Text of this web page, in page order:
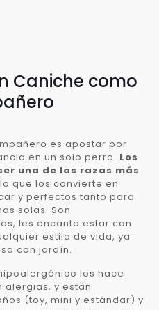
Caniche como
es apostar por
en un solo perro. Los
una de las razas más
que los convierte en
y perfectos tanto para
solas. Son
les encanta estar con
estilo de vida, ya
con jardín.
los hace
y están
(toy, mini y estándar) y